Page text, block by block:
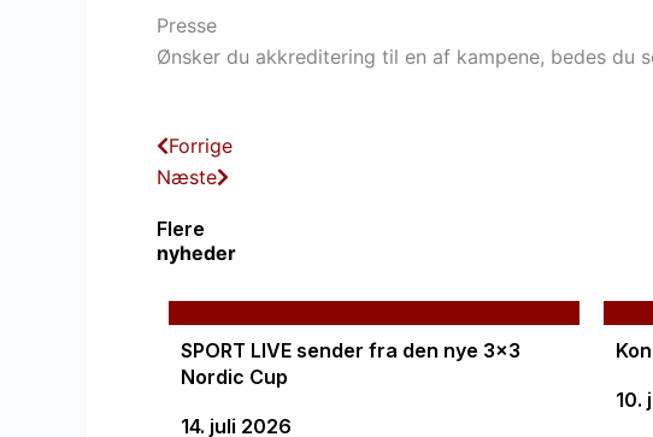
Presse
Ønsker du akkreditering til en af kampene, bedes du
Tidligere
Forrige
Næste
Næste
Flere
nyheder
SPORT LIVE sender fra den nye 3×3
Nordic Cup
14. juli 2026
10.